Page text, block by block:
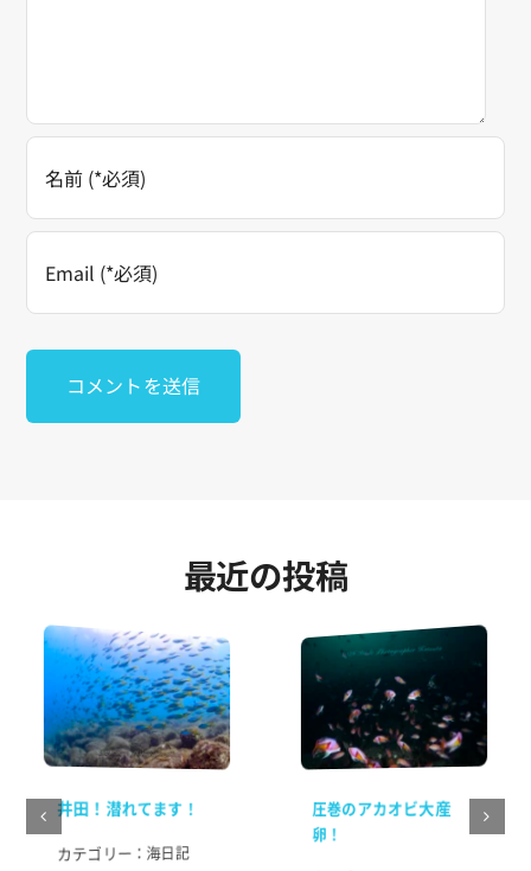
最近の投稿
井田！潜れてます！
カテゴリー： 海日記
圧巻のアカオビ大産
卵！